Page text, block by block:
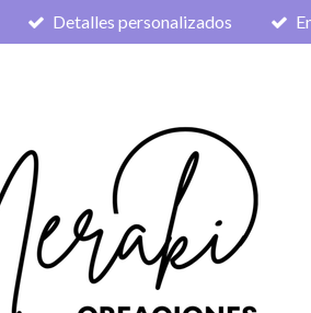
Detalles personalizados